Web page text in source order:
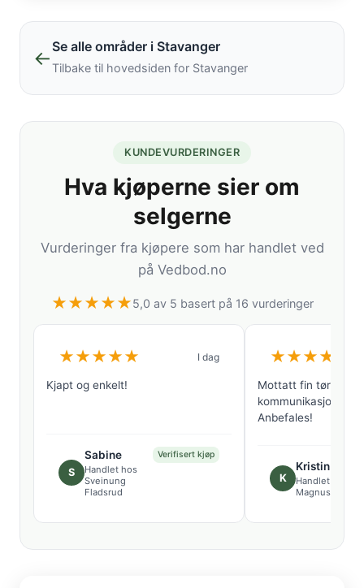
← Se alle områder i Stavanger
Tilbake til hovedsiden for Stavanger
KUNDEVURDERINGER
Hva kjøperne sier om
selgerne
Vurderinger fra kjøpere som har handlet ved
på Vedbod.no
★★★★★5,0 av 5 basert på 16 vurderinger
★★★★★ I dag
Kjapt og enkelt!
S
Sabine
Handlet hos
Sveinung
Fladsrud
Verifisert kjøp
★★★★
Mottatt fin tørr
kommunikasjon
Anbefales!
K
Kristin
Handlet hos
Magnus Eidem